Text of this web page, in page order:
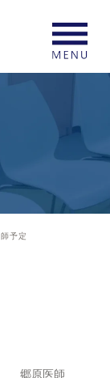
予定
郷原医師